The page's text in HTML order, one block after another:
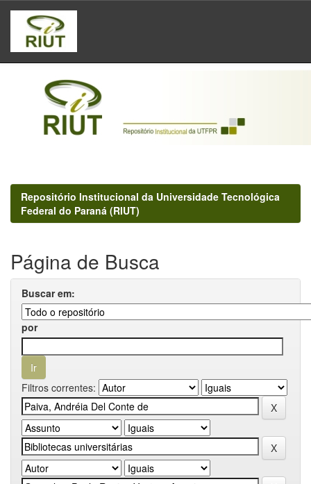
Skip
navigation
Repositório Institucional da Universidade Tecnológica
Federal do Paraná (RIUT)
Página de Busca
Buscar em:
por
Filtros correntes: